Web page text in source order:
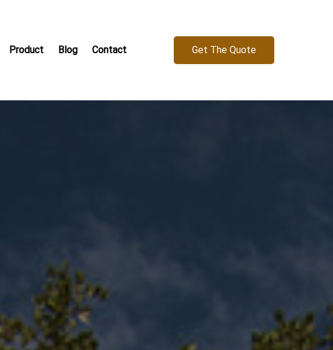
Product Blog Contact Get The Quote